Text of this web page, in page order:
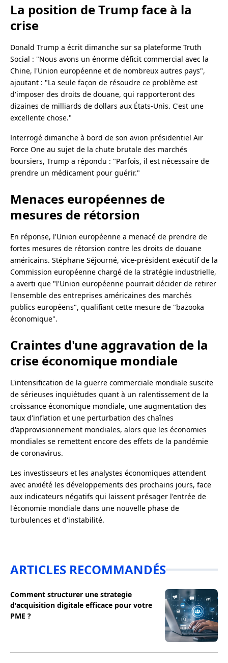
La position de Trump face à la
crise
Donald Trump a écrit dimanche sur sa plateforme Truth
Social : "Nous avons un énorme déficit commercial avec la
Chine, l'Union européenne et de nombreux autres pays",
ajoutant : "La seule façon de résoudre ce problème est
d'imposer des droits de douane, qui rapporteront des
dizaines de milliards de dollars aux États-Unis. C'est une
excellente chose."
Interrogé dimanche à bord de son avion présidentiel Air
Force One au sujet de la chute brutale des marchés
boursiers, Trump a répondu : "Parfois, il est nécessaire de
prendre un médicament pour guérir."
Menaces européennes de
mesures de rétorsion
En réponse, l'Union européenne a menacé de prendre de
fortes mesures de rétorsion contre les droits de douane
américains. Stéphane Séjourné, vice-président exécutif de la
Commission européenne chargé de la stratégie industrielle,
a averti que "l'Union européenne pourrait décider de retirer
l'ensemble des entreprises américaines des marchés
publics européens", qualifiant cette mesure de "bazooka
économique".
Craintes d'une aggravation de la
crise économique mondiale
L'intensification de la guerre commerciale mondiale suscite
de sérieuses inquiétudes quant à un ralentissement de la
croissance économique mondiale, une augmentation des
taux d'inflation et une perturbation des chaînes
d'approvisionnement mondiales, alors que les économies
mondiales se remettent encore des effets de la pandémie
de coronavirus.
Les investisseurs et les analystes économiques attendent
avec anxiété les développements des prochains jours, face
aux indicateurs négatifs qui laissent présager l'entrée de
l'économie mondiale dans une nouvelle phase de
turbulences et d'instabilité.
ARTICLES RECOMMANDÉS
Comment structurer une strategie
d'acquisition digitale efficace pour votre
PME ?